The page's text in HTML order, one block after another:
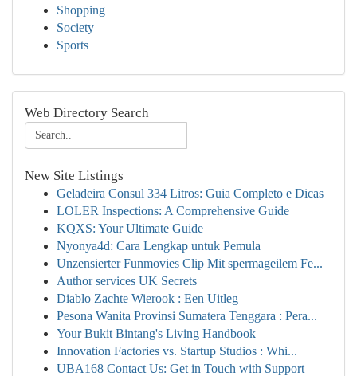
Shopping
Society
Sports
Web Directory Search
New Site Listings
Geladeira Consul 334 Litros: Guia Completo e Dicas
LOLER Inspections: A Comprehensive Guide
KQXS: Your Ultimate Guide
Nyonya4d: Cara Lengkap untuk Pemula
Unzensierter Funmovies Clip Mit spermageilem Fe...
Author services UK Secrets
Diablo Zachte Wierook : Een Uitleg
Pesona Wanita Provinsi Sumatera Tenggara : Pera...
Your Bukit Bintang's Living Handbook
Innovation Factories vs. Startup Studios : Whi...
UBA168 Contact Us: Get in Touch with Support